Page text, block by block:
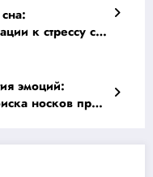
к стрессу с
эмоций:
носков при